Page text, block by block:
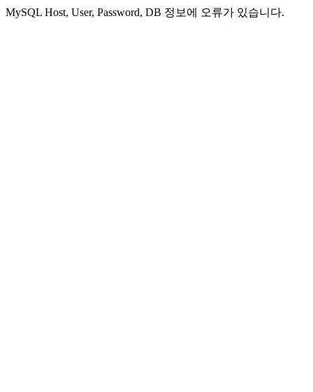
MySQL Host, User, Password, DB 정보에 오류가 있습니다.